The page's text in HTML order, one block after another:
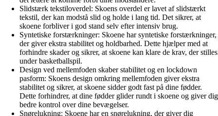
Slidstærk tekstiloverdel: Skoens overdel er lavet af slidstærkt
tekstil, der kan modstå slid og holde i lang tid. Det sikrer, at
skoene forbliver i god stand selv efter intensiv brug.
Syntetiske forstærkninger: Skoene har syntetiske forstærkninger,
der giver ekstra stabilitet og holdbarhed. Dette hjælper med at
forhindre skader og sikrer, at skoene kan klare de krav, der stilles
under basketballspil.
Design ved mellemfoden skaber stabilitet og en lockdown
pasform: Skoens design omkring mellemfoden giver ekstra
stabilitet og sikrer, at skoene sidder godt fast på dine fødder.
Dette forhindrer, at dine fødder glider rundt i skoene og giver dig
bedre kontrol over dine bevægelser.
Snørelukning: Skoene har en snørelukning, der giver dig